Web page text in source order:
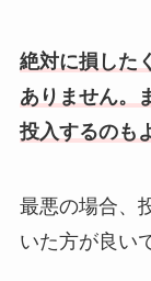
絶対に損した
ありません。
投入するのも
最悪の場合、
いた方が良い